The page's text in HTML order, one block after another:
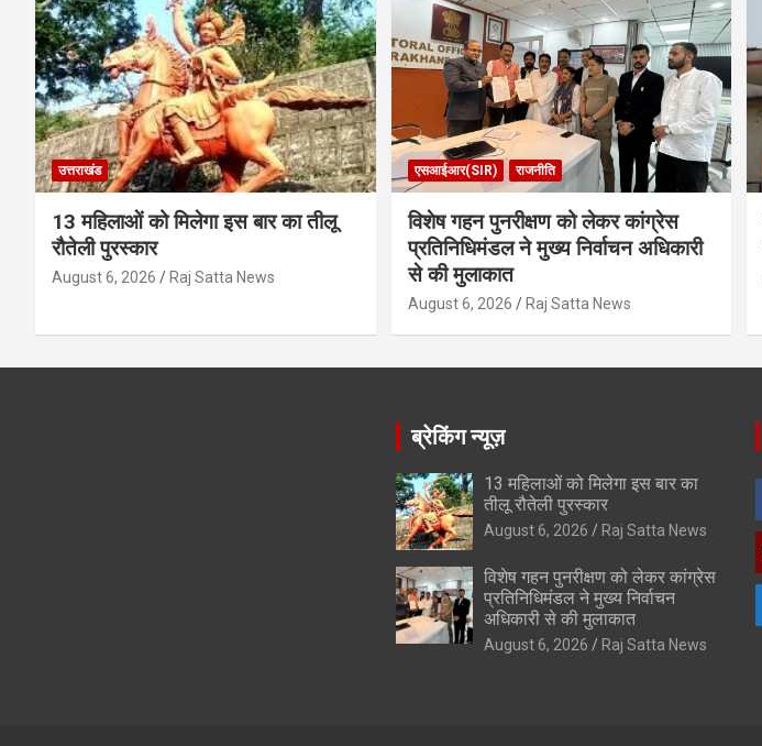
उत्तराखंड
13 महिलाओं को मिलेगा इस बार का तीलू
रौतेली पुरस्कार
August 6, 2026 Raj Satta News
एसआईआर(SIR) राजनीति
विशेष गहन पुनरीक्षण को लेकर कांग्रेस
प्रतिनिधिमंडल ने मुख्य निर्वाचन अधिकारी
से की मुलाकात
August 6, 2026 Raj Satta News
ब्रेकिंग न्यूज़
13 महिलाओं को मिलेगा इस बार का
तीलू रौतेली पुरस्कार
August 6, 2026 Raj Satta News
विशेष गहन पुनरीक्षण को लेकर कांग्रेस
प्रतिनिधिमंडल ने मुख्य निर्वाचन
अधिकारी से की मुलाकात
August 6, 2026 Raj Satta News